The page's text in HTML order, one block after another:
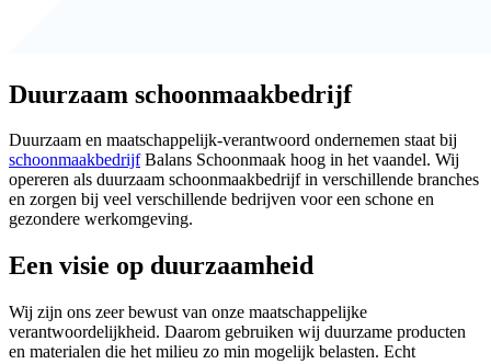
Duurzaam schoonmaakbedrijf
Duurzaam en maatschappelijk-verantwoord ondernemen staat bij
schoonmaakbedrijfBalans Schoonmaak hoog in het vaandel. Wij
opereren als duurzaam schoonmaakbedrijf in verschillende branches
en zorgen bij veel verschillende bedrijven voor een schone en
gezondere werkomgeving.
Een visie op duurzaamheid
Wij zijn ons zeer bewust van onze maatschappelijke
verantwoordelijkheid. Daarom gebruiken wij duurzame producten
en materialen die het milieu zo min mogelijk belasten. Echt